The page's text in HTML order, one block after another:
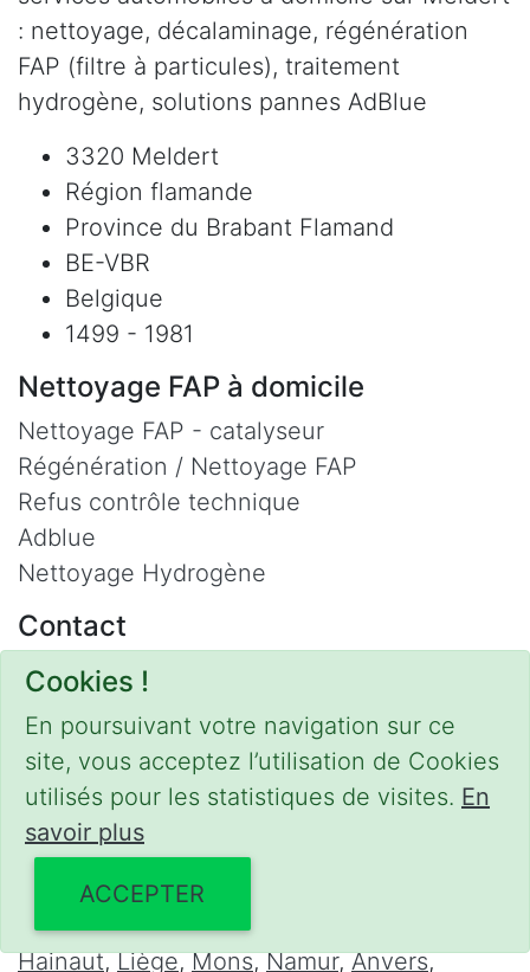
Cookies !
En poursuivant votre navigation sur ce
site, vous acceptez l’utilisation de Cookies
utilisés pour les statistiques de visites. En
savoir plus
ACCEPTER
: nettoyage, décalaminage, régénération
FAP (filtre à particules), traitement
hydrogène, solutions pannes AdBlue
3320 Meldert
Région flamande
Province du Brabant Flamand
BE-VBR
Belgique
1499 - 1981
Nettoyage FAP à domicile
Nettoyage FAP - catalyseur
Régénération / Nettoyage FAP
Refus contrôle technique
Adblue
Nettoyage Hydrogène
Contact
Phone :0475 47 20 19
Décalaminage & Régénération FAP à
domicile
Interventions urgentes sur la Belgique dans
Bruxelles,Brabant Wallon
Hainaut,Liège,Mons,Namur,Anvers,